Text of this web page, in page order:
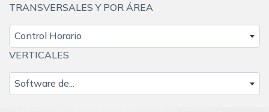
TRANSVERSALES Y POR ÁREA
Control Horario
VERTICALES
Software de...